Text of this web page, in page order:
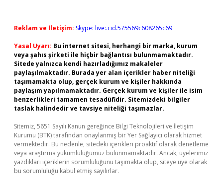
Reklam ve İletişim: Skype: live:.cid.575569c608265c69
Yasal Uyarı: Bu internet sitesi, herhangi bir marka, kurum
veya şahıs şirketi ile hiçbir bağlantısı bulunmamaktadır.
Sitede yalnızca kendi hazırladığımız makaleler
paylaşılmaktadır. Burada yer alan içerikler haber niteliği
taşımamakta olup, gerçek kurum ve kişiler hakkında
paylaşım yapılmamaktadır. Gerçek kurum ve kişiler ile isim
benzerlikleri tamamen tesadüfidir. Sitemizdeki bilgiler
taslak halindedir ve tavsiye niteliği taşımazlar.
Sitemiz, 5651 Sayılı Kanun gereğince Bilgi Teknolojileri ve İletişim
Kurumu (BTK) tarafından onaylanmış bir Yer Sağlayıcı olarak hizmet
vermektedir. Bu nedenle, sitedeki içerikleri proaktif olarak denetleme
veya araştırma yükümlülüğümüz bulunmamaktadır. Ancak, üyelerimiz
yazdıkları içeriklerin sorumluluğunu taşımakta olup, siteye üye olarak
bu sorumluluğu kabul etmiş sayılırlar.